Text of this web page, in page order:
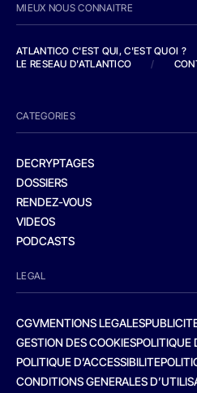
MIEUX NOUS CONNAITRE
ATLANTICO C'EST QUI, C'EST QUOI ?
LE RESEAU D'ATLANTICO
/
CATEGORIES
DECRYPTAGES
DOSSIERS
RENDEZ-VOUS
VIDEOS
PODCASTS
LEGAL
CGVMENTIONS LEGALES
GESTION DES COOKIESPOLITIQUE
POLITIQUE D’ACCESSIBILITE
CONDITIONS GENERALES